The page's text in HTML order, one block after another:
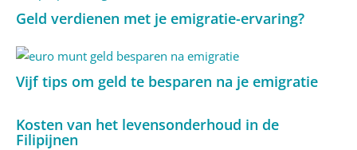
Geld verdienen met je emigratie-ervaring?
Vijf tips om geld te besparen na je emigratie
Kosten van het levensonderhoud in de
Filipijnen